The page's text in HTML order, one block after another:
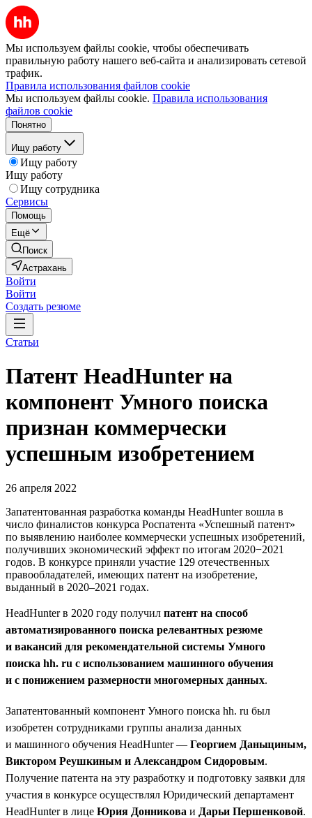
Мы используем файлы cookie, чтобы обеспечивать
правильную работу нашего веб-сайта и анализировать сетевой
трафик.
Правила использования файлов cookie
Мы используем файлы cookie. Правила использования
файлов cookie
Понятно
Ищу работу
Ищу работу
Ищу работу
Ищу сотрудника
Сервисы
Помощь
Ещё
Поиск
Астрахань
Войти
Войти
Создать резюме
Статьи
Патент HeadHunter на
компонент Умного поиска
признан коммерчески
успешным изобретением
26 апреля 2022
Запатентованная разработка команды HeadHunter вошла в
число финалистов конкурса Роспатента «Успешный патент»
по выявлению наиболее коммерчески успешных изобретений,
получивших экономический эффект по итогам 2020−2021
годов. В конкурсе приняли участие 129 отечественных
правообладателей, имеющих патент на изобретение,
выданный в 2020–2021 годах.
HeadHunter в 2020 году получил патент на способ
автоматизированного поиска релевантных резюме
и вакансий для рекомендательной системы Умного
поиска hh. ru с использованием машинного обучения
и с понижением размерности многомерных данных.
Запатентованный компонент Умного поиска hh. ru был
изобретен сотрудниками группы анализа данных
и машинного обучения HeadHunter — Георгием Даньщиным,
Виктором Реушкиным и Александром Сидоровым.
Получение патента на эту разработку и подготовку заявки для
участия в конкурсе осуществлял Юридический департамент
HeadHunter в лице Юрия Донникова и Дарьи Першенковой.